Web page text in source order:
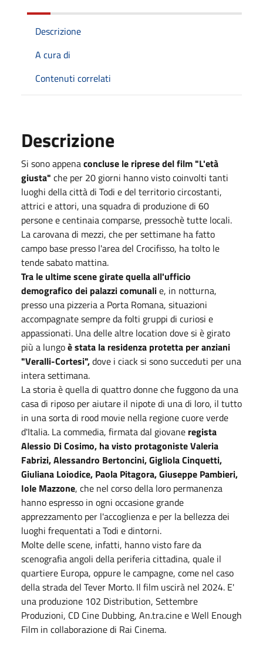
Descrizione
A cura di
Contenuti correlati
Descrizione
Si sono appenaconcluse le riprese del film "L'età
giusta" che per 20 giorni hanno visto coinvolti tanti
luoghi della città di Todi e del territorio circostanti,
attrici e attori, una squadra di produzione di 60
persone e centinaia comparse, pressochè tutte locali.
La carovana di mezzi, che per settimane ha fatto
campo base presso l'area del Crocifisso, ha tolto le
tende sabato mattina.
Tra le ultime scene girate quella all'ufficio
demografico dei palazzi comunalie, in notturna,
presso una pizzeria a Porta Romana, situazioni
accompagnate sempre da folti gruppi di curiosi e
appassionati. Una delle altre location dove si è girato
più a lungoè stata la residenza protetta per anziani
"Veralli-Cortesi",dove i ciack si sono succeduti per una
intera settimana.
La storia è quella di quattro donne che fuggono da una
casa di riposo per aiutare il nipote di una di loro, il tutto
in una sorta di rood movie nella regione cuore verde
d'Italia. La commedia, firmata dal giovane regista
Alessio Di Cosimo, ha visto protagoniste Valeria
Fabrizi, Alessandro Bertoncini, Gigliola Cinquetti,
Giuliana Loiodice, Paola Pitagora, Giuseppe Pambieri,
Iole Mazzone, che nel corso della loro permanenza
hanno espresso in ogni occasione grande
apprezzamento per l'accoglienza e per la bellezza dei
luoghi frequentati a Todi e dintorni.
Molte delle scene, infatti, hanno visto fare da
scenografia angoli della periferia cittadina, quale il
quartiere Europa, oppure le campagne, come nel caso
della strada del Tever Morto. Il film uscirà nel 2024. E'
una produzione 102 Distribution, Settembre
Produzioni, CD Cine Dubbing, An.tra.cine e Well Enough
Film in collaborazione di Rai Cinema.